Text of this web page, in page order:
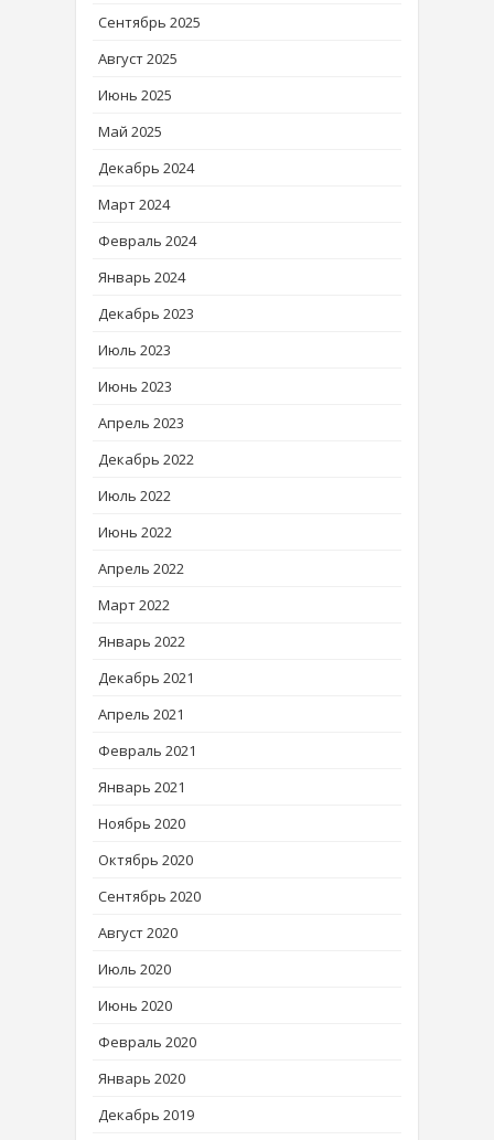
Сентябрь 2025
Август 2025
Июнь 2025
Май 2025
Декабрь 2024
Март 2024
Февраль 2024
Январь 2024
Декабрь 2023
Июль 2023
Июнь 2023
Апрель 2023
Декабрь 2022
Июль 2022
Июнь 2022
Апрель 2022
Март 2022
Январь 2022
Декабрь 2021
Апрель 2021
Февраль 2021
Январь 2021
Ноябрь 2020
Октябрь 2020
Сентябрь 2020
Август 2020
Июль 2020
Июнь 2020
Февраль 2020
Январь 2020
Декабрь 2019